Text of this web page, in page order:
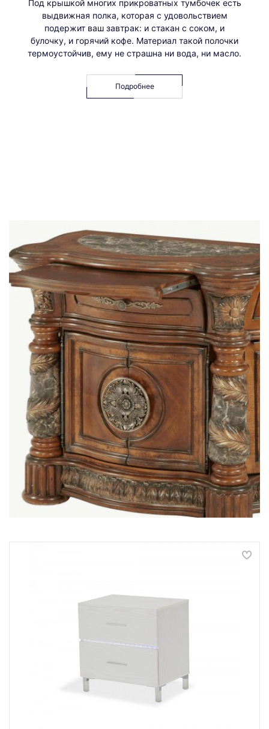
Под крышкой многих прикроватных тумбочек есть
выдвижная полка, которая с удовольствием
подержит ваш завтрак: и стакан с соком, и
булочку, и горячий кофе. Материал такой полочки
термоустойчив, ему не страшна ни вода, ни масло.
Подробнее